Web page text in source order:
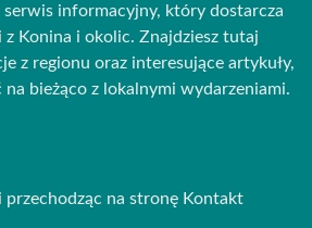
informacyjny, który dostarcza
Konina i okolic. Znajdziesz tutaj
z regionu oraz interesujące artykuły,
bieżąco z lokalnymi wydarzeniami.
na stronę Kontakt